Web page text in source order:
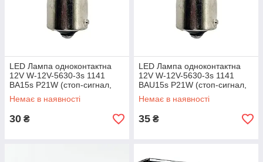
LED Лампа одноконтактна
12V W-12V-5630-3s 1141
BA15s P21W (cтоп-сигнал,
повороти)
Немає в наявності
30 ₴
LED Лампа одноконтактна
12V W-12V-5630-3s 1141
BAU15s P21W (cтоп-сигнал,
повороти)
Немає в наявності
35 ₴